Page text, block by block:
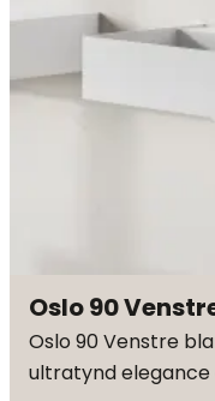
Oslo 90
Oslo 90 Venstre
ultratynd